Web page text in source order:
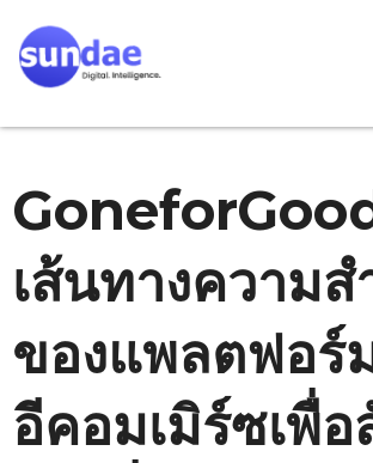
เส้นทางความส
ของแพลตฟอร์
อีคอมเมิร์ซเพื่อ